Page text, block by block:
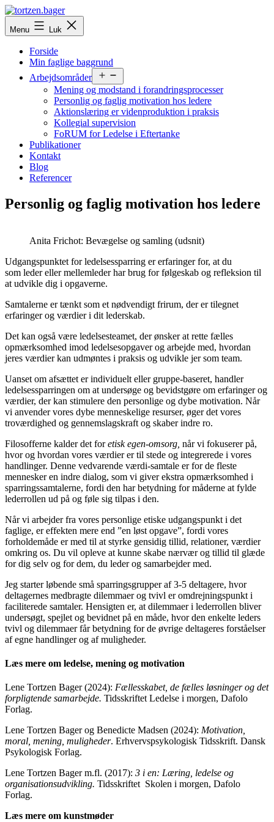
Fortsæt
til
indhold
tortzen.bager
Menu Luk
Forside
Min faglige baggrund
Arbejdsområder
menu
Mening og modstand i forandringsprocesser
Personlig og faglig motivation hos ledere
Aktionslæring er videnproduktion i praksis
Kollegial supervision
FoRUM for Ledelse i Eftertanke
Publikationer
Kontakt
Blog
Referencer
Personlig og faglig motivation hos ledere
Anita Frichot: Bevægelse og samling (udsnit)
Udgangspunktet for ledelsessparring er erfaringer for, at du
som leder eller mellemleder har brug for følgeskab og refleksion til
at udvikle dig i opgaverne.
Samtalerne er tænkt som et nødvendigt frirum, der er tilegnet
erfaringer og værdier i dit lederskab.
Det kan også være ledelsesteamet, der ønsker at rette fælles
opmærksomhed imod ledelsesopgaver og arbejde med, hvordan
jeres værdier kan udmøntes i praksis og udvikle jer som team.
Uanset om afsættet er individuelt eller gruppe-baseret, handler
ledelsessparringen om at undersøge og bevidstgøre om erfaringer og
værdier, der kan stimulere den personlige og dybe motivation. Når
vi anvender vores dybe menneskelige resurser, øger det vores
troværdighed og gennemslagskraft og skaber indre ro.
Filosofferne kalder det foretisk egen-omsorg, når vi fokuserer på,
hvor og hvordan vores værdier er til stede og integrerede i vores
handlinger. Denne vedvarende værdi-samtale er for de fleste
mennesker en indre dialog, som vi giver ekstra opmærksomhed i
sparringssamtalerne, fordi den har betydning for måderne at fylde
lederrollen ud på og føle sig tilpas i den.
Når vi arbejder fra vores personlige etiske udgangspunkt i det
faglige, er effekten mere end ”en løst opgave”, fordi vores
forholdemåde er med til at styrke gensidig tillid, relationer, værdier
omkring os. Du vil opleve at kunne skabe nærvær og tillid til glæde
for dig selv og for dem, du leder og samarbejder med.
Jeg starter løbende små sparringsgrupper af 3-5 deltagere, hvor
deltagernes medbragte dilemmaer og tvivl er omdrejningspunkt i
faciliterede samtaler. Hensigten er, at dilemmaer i lederrollen bliver
undersøgt, spejlet og bevidnet på en måde, hvor den enkelte leders
tvivl og dilemmaer får betydning for de øvrige deltageres forståelser
af egne handlinger og af muligheder.
Læs mere om ledelse, mening og motivation
Lene Tortzen Bager (2024): Fællesskabet, de fælles løsninger og det
forpligtende samarbejde. Tidsskriftet Ledelse i morgen, Dafolo
Forlag.
Lene Tortzen Bager og Benedicte Madsen (2024): Motivation,
moral, mening, muligheder. Erhvervspsykologisk Tidsskrift. Dansk
Psykologisk Forlag.
Lene Tortzen Bager m.fl. (2017): 3 i en: Læring, ledelse og
organisationsudvikling. Tidsskriftet Skolen i morgen, Dafolo
Forlag.
Læs mere om kunstmøder